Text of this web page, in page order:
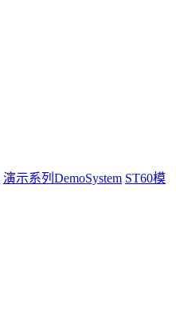
演示系列DemoSystem ST60模